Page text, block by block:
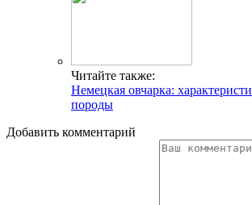
Читайте также:
Немецкая овчарка:
породы
Добавить комментарий